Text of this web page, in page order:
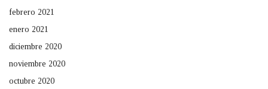
febrero 2021
enero 2021
diciembre 2020
noviembre 2020
octubre 2020